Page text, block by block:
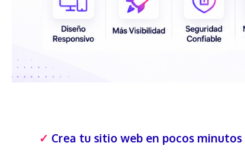
✓ Crea tu sitio web en pocos minutos